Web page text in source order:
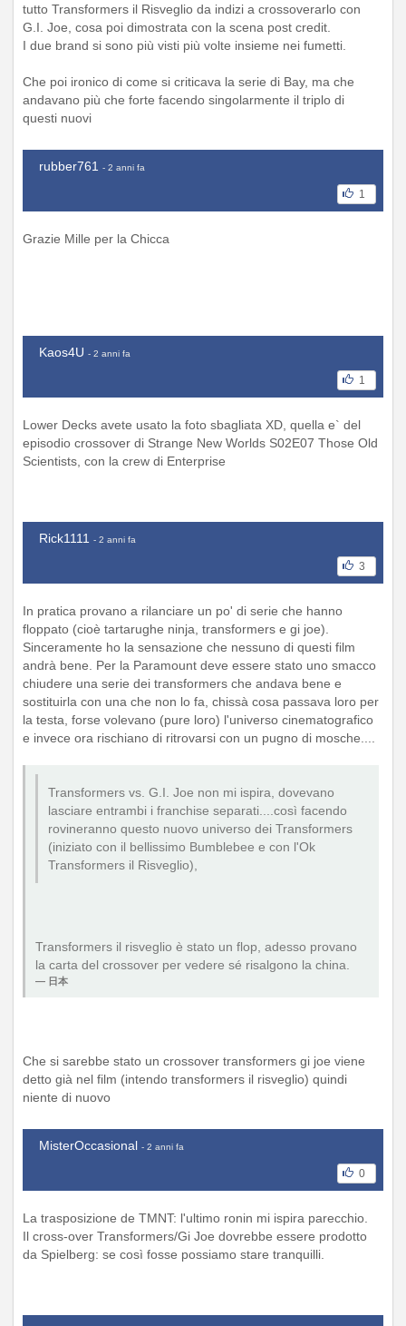
tutto Transformers il Risveglio da indizi a crossoverarlo con
G.I. Joe, cosa poi dimostrata con la scena post credit.
I due brand si sono più visti più volte insieme nei fumetti.
Che poi ironico di come si criticava la serie di Bay, ma che
andavano più che forte facendo singolarmente il triplo di
questi nuovi
rubber761 - 2 anni fa
1
Grazie Mille per la Chicca
Kaos4U - 2 anni fa
1
Lower Decks avete usato la foto sbagliata XD, quella e` del
episodio crossover di Strange New Worlds S02E07 Those Old
Scientists, con la crew di Enterprise
Rick1111 - 2 anni fa
3
In pratica provano a rilanciare un po' di serie che hanno
floppato (cioè tartarughe ninja, transformers e gi joe).
Sinceramente ho la sensazione che nessuno di questi film
andrà bene. Per la Paramount deve essere stato uno smacco
chiudere una serie dei transformers che andava bene e
sostituirla con una che non lo fa, chissà cosa passava loro per
la testa, forse volevano (pure loro) l'universo cinematografico
e invece ora rischiano di ritrovarsi con un pugno di mosche....
Transformers vs. G.I. Joe non mi ispira, dovevano
lasciare entrambi i franchise separati....così facendo
rovineranno questo nuovo universo dei Transformers
(iniziato con il bellissimo Bumblebee e con l'Ok
Transformers il Risveglio),
Transformers il risveglio è stato un flop, adesso provano
la carta del crossover per vedere sé risalgono la china.
日本
Che si sarebbe stato un crossover transformers gi joe viene
detto già nel film (intendo transformers il risveglio) quindi
niente di nuovo
MisterOccasional - 2 anni fa
0
La trasposizione de TMNT: l'ultimo ronin mi ispira parecchio.
Il cross-over Transformers/Gi Joe dovrebbe essere prodotto
da Spielberg: se così fosse possiamo stare tranquilli.